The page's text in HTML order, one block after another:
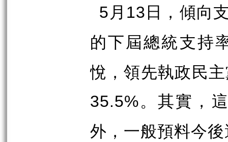
5 月 13日，傾向
的下屆總統支持
悅，領先執政民
35.5%。其實，
外，一般預料今